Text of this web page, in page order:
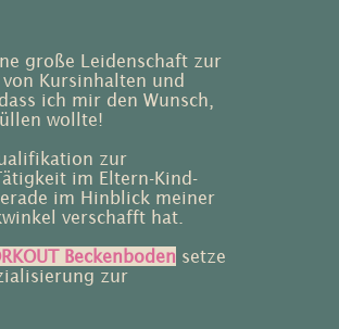
große Leidenschaft zur
Kursinhalten und
ich mir den Wunsch,
wollte!
zur
im Eltern-Kind-
im Hinblick meiner
verschafft hat.
Beckenboden setze
zur